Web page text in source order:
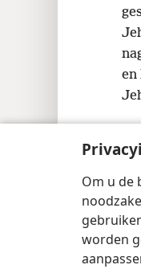
Om u de
worden
en